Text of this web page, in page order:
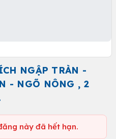
NGẬP TRÀN -
- NGÕ NÔNG , 2
này đã hết hạn.